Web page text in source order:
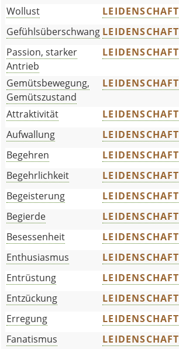
Wollust LEIDENSCHAFT
Gefühlsüberschwang LEIDENSCHAFT
Passion, starker
Antrieb
LEIDENSCHAFT
Gemütsbewegung,
Gemütszustand
LEIDENSCHAFT
Attraktivität LEIDENSCHAFT
Aufwallung
LEIDENSCHAFT
Begehren
LEIDENSCHAFT
Begehrlichkeit
LEIDENSCHAFT
Begeisterung
LEIDENSCHAFT
Begierde
LEIDENSCHAFT
Besessenheit
LEIDENSCHAFT
Enthusiasmus
LEIDENSCHAFT
Entrüstung
LEIDENSCHAFT
Entzückung
LEIDENSCHAFT
Erregung
LEIDENSCHAFT
Fanatismus
LEIDENSCHAFT